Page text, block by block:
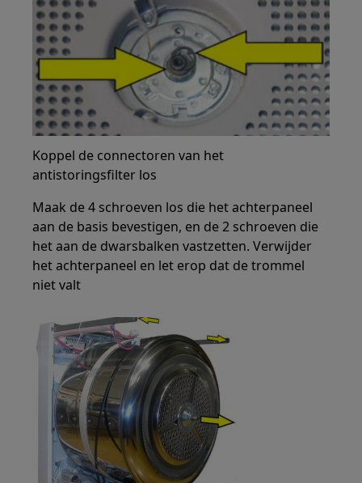
Koppel de connectoren van het
antistoringsfilter los
Maak de 4 schroeven los die het achterpaneel
aan de basis bevestigen, en de 2 schroeven die
het aan de dwarsbalken vastzetten. Verwijder
het achterpaneel en let erop dat de trommel
niet valt